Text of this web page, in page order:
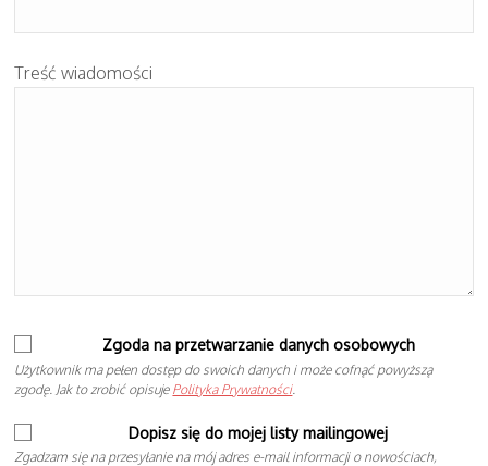
Treść wiadomości
Zgoda na przetwarzanie danych osobowych
Użytkownik ma pełen dostęp do swoich danych i może cofnąć powyższą
zgodę. Jak to zrobić opisuje Polityka Prywatności.
Dopisz się do mojej listy mailingowej
Zgadzam się na przesyłanie na mój adres e-mail informacji o nowościach,